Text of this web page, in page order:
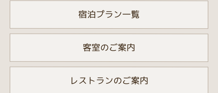
宿泊プラン一覧
客室のご案内
レストランのご案内